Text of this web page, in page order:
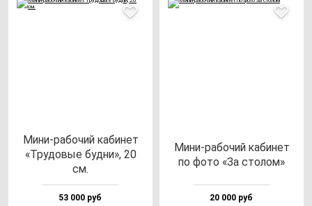
Мини-ра­бо­чий ка­би­нет
«Тру­до­вые буд­ни», 20
см.
53 000 руб
Мини-ра­бо­чий ка­би­нет
по фо­то «За сто­лом»
20 000 руб